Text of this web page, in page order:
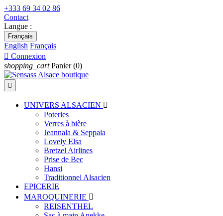
+333 69 34 02 86
Contact
Langue :
Français
English Français
 Connexion
shopping_cart Panier (0)

UNIVERS ALSACIEN 
Poteries
Verres à bière
Jeannala & Seppala
Lovely Elsa
Bretzel Airlines
Prise de Bec
Hansi
Traditionnel Alsacien
EPICERIE
MAROQUINERIE 
REISENTHEL